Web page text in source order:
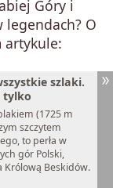
Góry i
legendach? O
artykule:
szlaki.
tylko
(1725 m
szczytem
to perła w
gór Polski,
Królową Beskidów.